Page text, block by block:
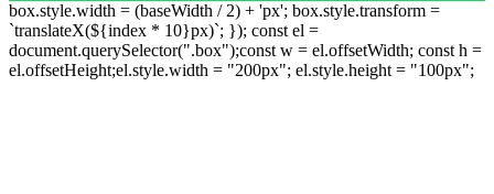
box.style.width = (baseWidth / 2) + 'px'; box.style.transform =
`translateX(${index * 10}px)`; }); const el =
document.querySelector(".box");const w = el.offsetWidth; const h =
el.offsetHeight;el.style.width = "200px"; el.style.height = "100px";